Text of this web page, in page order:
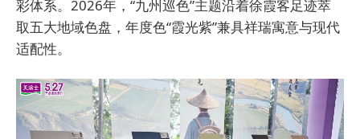
彩体系。2026年，“九州巡色”主题沿着徐霞客足迹萃
取五大地域色盘，年度色“霞光紫”兼具祥瑞寓意与现代
适配性。